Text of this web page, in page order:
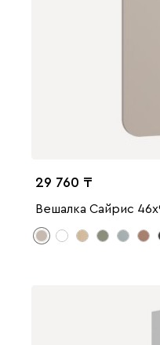
29 760
Вешалка Сайрис